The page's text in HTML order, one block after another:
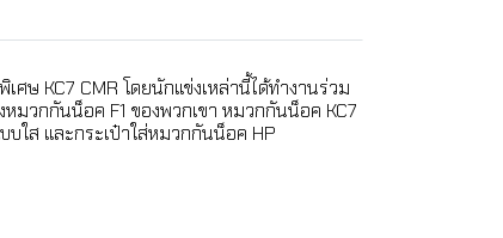
ษ KC7 CMR โดยนักแข่งเหล่านี้ได้ทำงานร่วม
มวกกันน็อค F1 ของพวกเขา หมวกกันน็อค KC7
ใส และกระเป๋าใส่หมวกกันน็อค HP